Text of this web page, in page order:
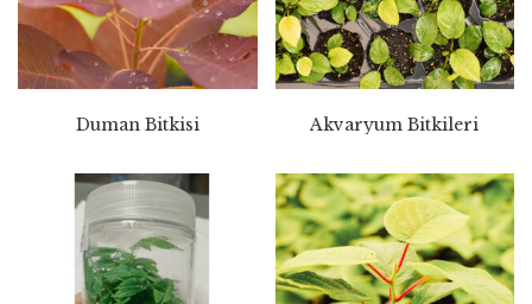
Duman Bitkisi Akvaryum Bitkileri